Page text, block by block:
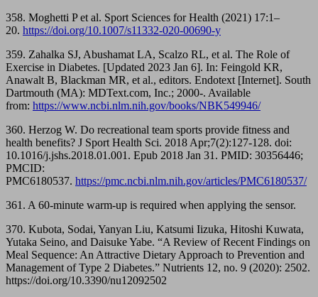
358. Moghetti P et al. Sport Sciences for Health (2021) 17:1–
20. https://doi.org/10.1007/s11332-020-00690-y
359. Zahalka SJ, Abushamat LA, Scalzo RL, et al. The Role of
Exercise in Diabetes. [Updated 2023 Jan 6]. In: Feingold KR,
Anawalt B, Blackman MR, et al., editors. Endotext [Internet]. South
Dartmouth (MA): MDText.com, Inc.; 2000-. Available
from: https://www.ncbi.nlm.nih.gov/books/NBK549946/
360. Herzog W. Do recreational team sports provide fitness and
health benefits? J Sport Health Sci. 2018 Apr;7(2):127-128. doi:
10.1016/j.jshs.2018.01.001. Epub 2018 Jan 31. PMID: 30356446;
PMCID:
PMC6180537. https://pmc.ncbi.nlm.nih.gov/articles/PMC6180537/
361. A 60-minute warm-up is required when applying the sensor.
370. Kubota, Sodai, Yanyan Liu, Katsumi Iizuka, Hitoshi Kuwata,
Yutaka Seino, and Daisuke Yabe. “A Review of Recent Findings on
Meal Sequence: An Attractive Dietary Approach to Prevention and
Management of Type 2 Diabetes.” Nutrients 12, no. 9 (2020): 2502.
https://doi.org/10.3390/nu12092502